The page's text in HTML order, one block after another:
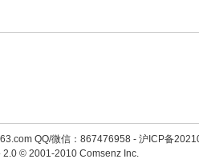
QQ/微信：867476958- 沪ICP备
2.0© 2001-2010 Comsenz Inc.